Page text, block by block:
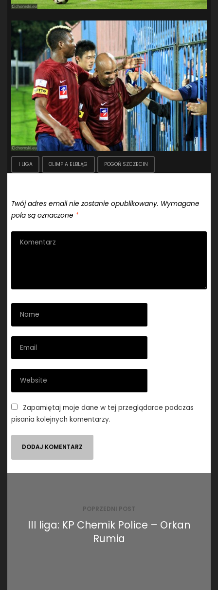
I LIGA OLIMPIA ELBLĄG POGOŃ SZCZECIN
Twój adres email nie zostanie opublikowany. Wymagane
pola są oznaczone *
Zapamiętaj moje dane w tej przeglądarce podczas
pisania kolejnych komentarzy.
POPRZEDNI POST
III liga: KP Chemik Police – Orkan
Rumia